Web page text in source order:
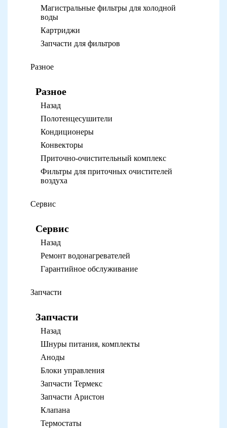
Магистральные фильтры для холодной
воды
Картриджи
Запчасти для фильтров
Разное
Разное
Назад
Полотенцесушители
Кондиционеры
Конвекторы
Приточно-очистительный комплекс
Фильтры для приточных очистителей
воздуха
Сервис
Сервис
Назад
Ремонт водонагревателей
Гарантийное обслуживание
Запчасти
Запчасти
Назад
Шнуры питания, комплекты
Аноды
Блоки управления
Запчасти Термекс
Запчасти Аристон
Клапана
Термостаты